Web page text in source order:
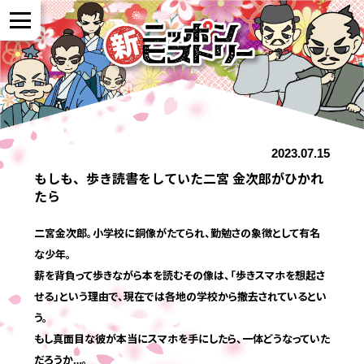
NEWS
全国展開について
よくある質問
2023.07.15
もしも、歩き読書をしていた二宮 金次郎がひかれ
たら
二宮金次郎。小学校に銅像がたてられ、勤勉さの象徴として有名
な少年。
薪を背負って歩きながら本を読むその像は、「歩きスマホを想起さ
せる」という理由で、現在では各地の学校から撤去されているとい
う。
もし真面目な彼が本当にスマホを手にしたら、一体どうなっていた
だろうか…。